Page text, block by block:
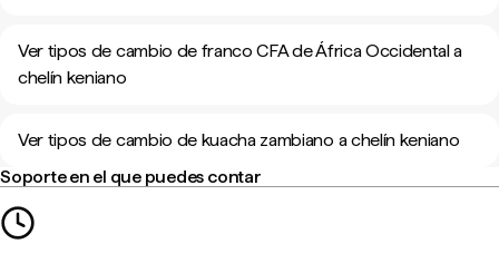
Ver tipos de cambio de franco CFA de África Occidental a
chelín keniano
Ver tipos de cambio de kuacha zambiano a chelín keniano
Soporte en el que puedes contar